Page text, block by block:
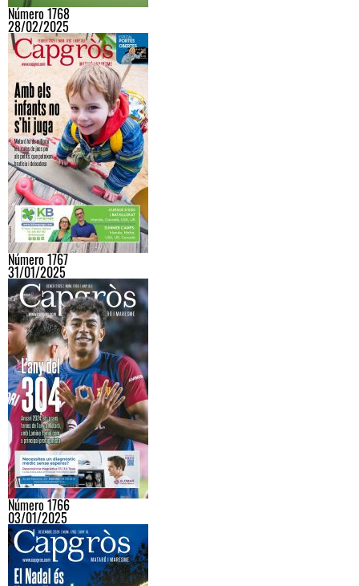
Número 1768
28/02/2025
Número 1767
31/01/2025
Número 1766
03/01/2025